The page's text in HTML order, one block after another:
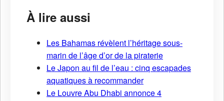
À lire aussi
Les Bahamas révèlent l’héritage sous-
marin de l’âge d’or de la piraterie
Le Japon au fil de l’eau : cinq escapades
aquatiques à recommander
Le Louvre Abu Dhabi annonce 4